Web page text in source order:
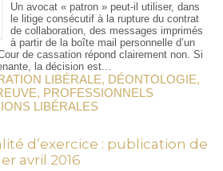
Un avocat « patron » peut-il utiliser, dans
le litige consécutif à la rupture du contrat
de collaboration, des messages imprimés
à partir de la boîte mail personnelle d’un
de cassation répond clairement non. Si
la décision est...
LIBÉRALE, DÉONTOLOGIE,
, PROFESSIONNELS
LIBÉRALES
d’exercice : publication de
avril 2016